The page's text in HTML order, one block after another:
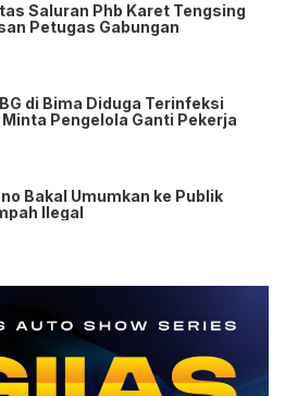
Saluran Phb Karet Tengsing
Petugas Gabungan
di Bima Diduga Terinfeksi
Pengelola Ganti Pekerja
Bakal Umumkan ke Publik
Ilegal